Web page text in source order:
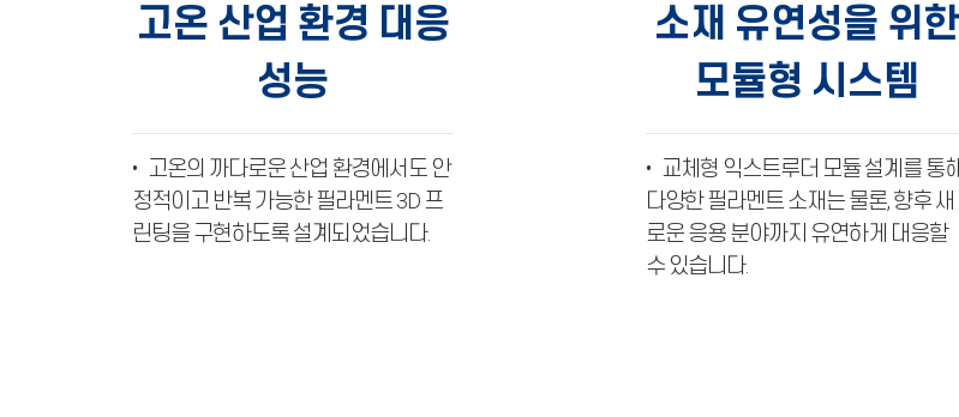
고온 산업 환경 대응
성능
• 고온의 까다로운 산업 환경에서도 안
정적이고 반복 가능한 필라멘트 3D 프
린팅을 구현하도록 설계되었습니다.
소재 유연성을 위한
모듈형 시스템
• 교체형 익스트루더 모듈 설계를 통
다양한 필라멘트 소재는 물론, 향후 새
로운 응용 분야까지 유연하게 대응할
수 있습니다.